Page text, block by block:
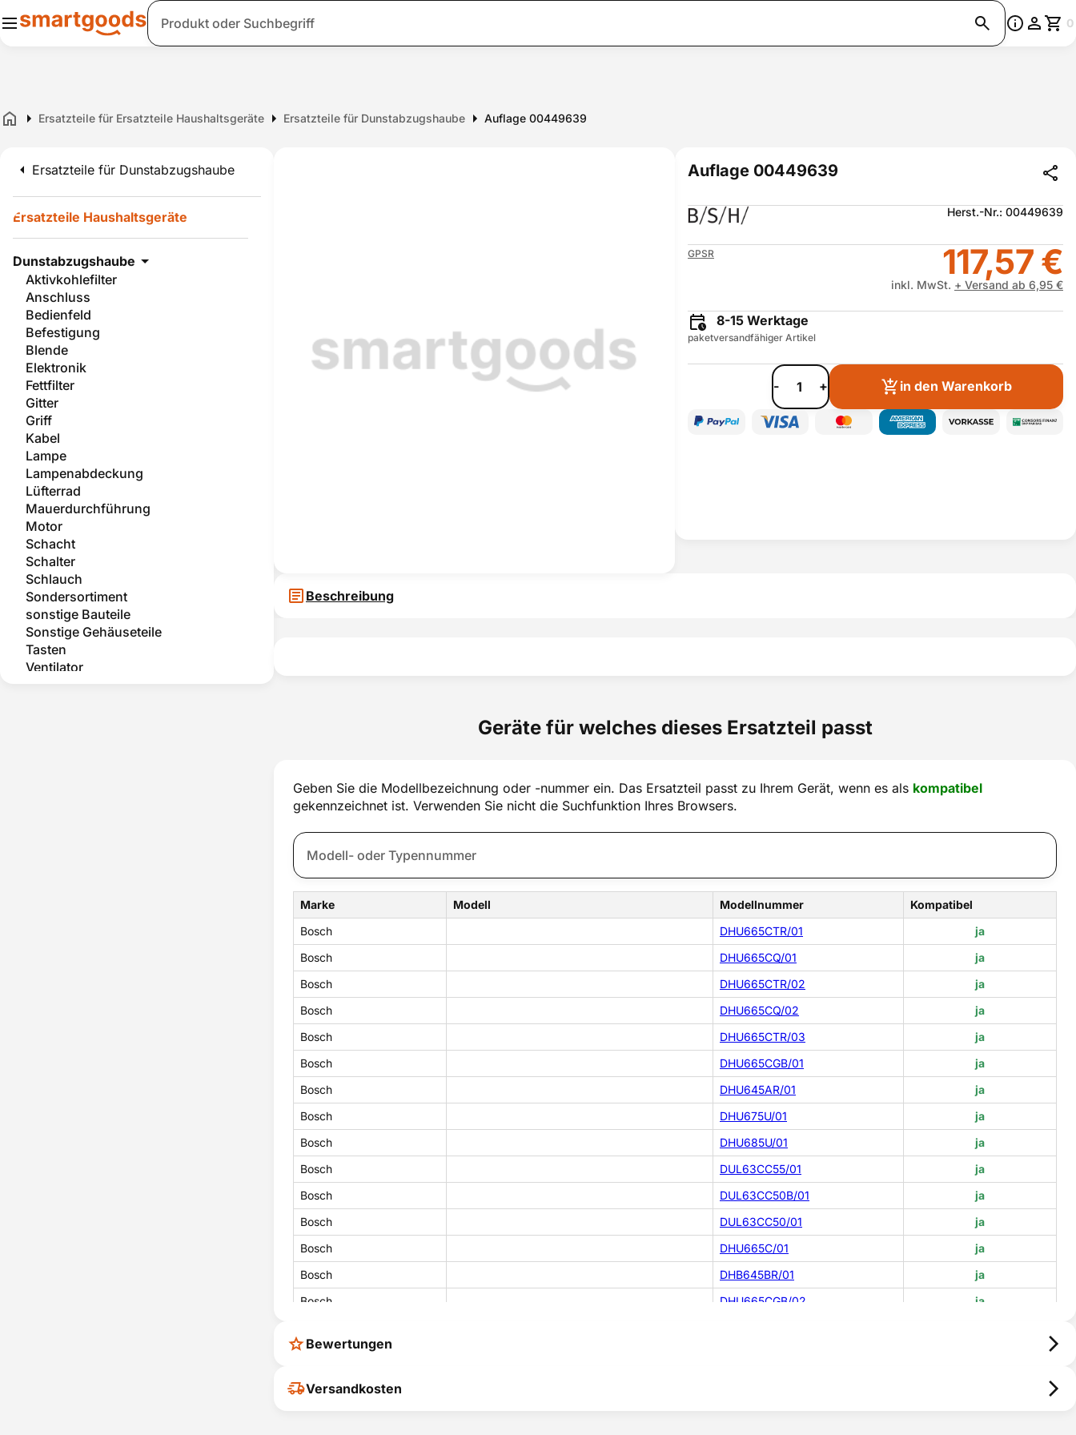
Suche 0
Home Ersatzteile für Ersatzteile Haushaltsgeräte Ersatzteile für Dunstabzugshaube Auflage 00449639
Ersatzteile für Dunstabzugshaube
Ersatzteile Haushaltsgeräte
Dunstabzugshaube
Aktivkohlefilter
Anschluss
Bedienfeld
Befestigung
Blende
Elektronik
Fettfilter
Gitter
Griff
Kabel
Lampe
Lampenabdeckung
Lüfterrad
Mauerdurchführung
Motor
Schacht
Schalter
Schlauch
Sondersortiment
sonstige Bauteile
Sonstige Gehäuseteile
Tasten
Ventilator
Auflage 00449639
Herst.-Nr.: 00449639
GPSR 117,57 €
inkl. MwSt. + Versand ab 6,95 €
8-15 Werktage
paketversandfähiger Artikel
- + in den Warenkorb
Beschreibung
Geräte für welches dieses Ersatzteil passt
Geben Sie die Modellbezeichnung oder -nummer ein. Das Ersatzteil passt zu Ihrem Gerät, wenn es als kompatibel
gekennzeichnet ist. Verwenden Sie nicht die Suchfunktion Ihres Browsers.
Marke Modell Modellnummer
Kompatibel
Bosch
DHU665CTR/01
ja
Bosch
DHU665CQ/01
ja
Bosch
DHU665CTR/02
ja
Bosch
DHU665CQ/02
ja
Bosch
DHU665CTR/03
ja
Bosch
DHU665CGB/01
ja
Bosch
DHU645AR/01
ja
Bosch
DHU675U/01
ja
Bosch
DHU685U/01
ja
Bosch
DUL63CC55/01
ja
Bosch
DUL63CC50B/01
ja
Bosch
DUL63CC50/01
ja
Bosch
DHU665C/01
ja
Bosch
DHB645BR/01
ja
Bosch
DHU665CGB/02
ja
Bosch
Bosch
Bewertungen
Ihr Feedback hilft uns, uns ständig zu
Versandkosten